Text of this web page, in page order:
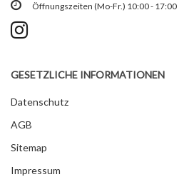
Öffnungszeiten (Mo-Fr.) 10:00 - 17:00
GESETZLICHE INFORMATIONEN
Datenschutz
AGB
Sitemap
Impressum